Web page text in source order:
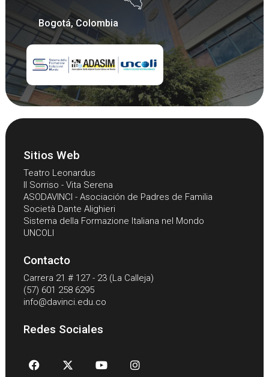
Bogotá, Colombia
Sitios Web
Teatro Leonardus
Il Sorriso - Vita Serena
ASODAVINCI - Asociación de Padres de Familia
Società Dante Alighieri
Sistema della Formazione Italiana nel Mondo
UNCOLI
Contacto
Carrera 21 # 127 - 23 (La Calleja)
(57) 601 258 6295
info@davinci.edu.co
Redes Sociales